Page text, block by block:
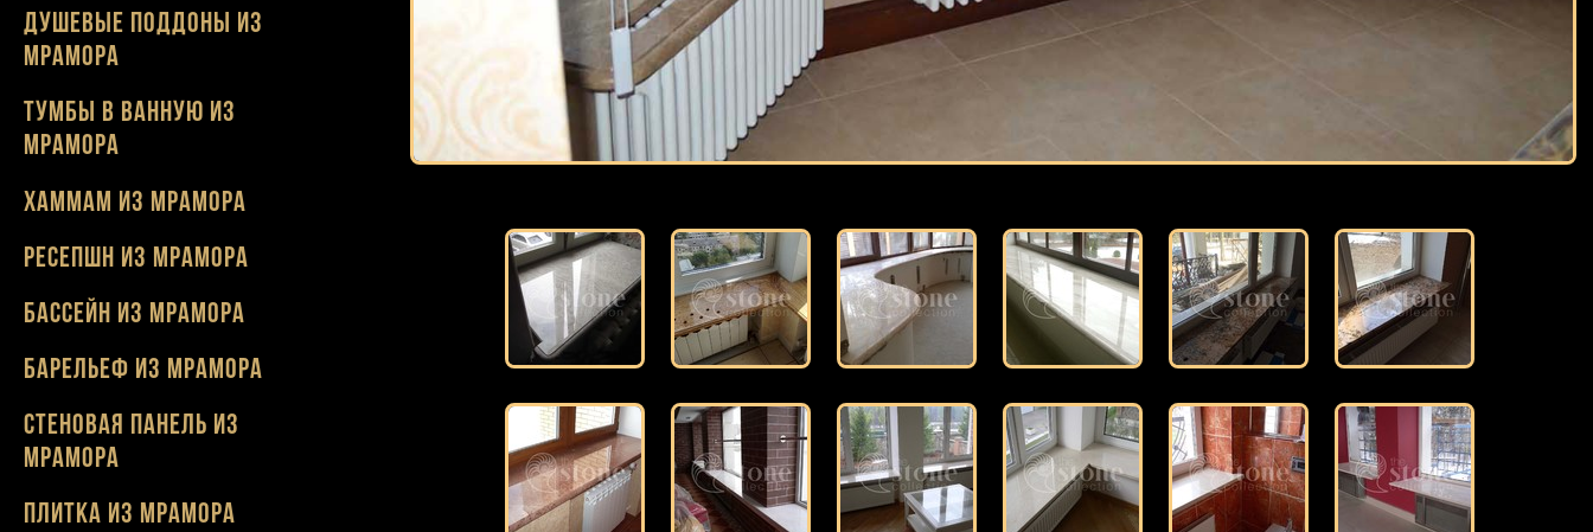
Душевые поддоны из
мрамора
Тумбы в ванную из
мрамора
Хаммам из мрамора
Ресепшн из мрамора
Бассейн из мрамора
Барельеф из мрамора
Стеновая панель из
мрамора
Плитка из мрамора